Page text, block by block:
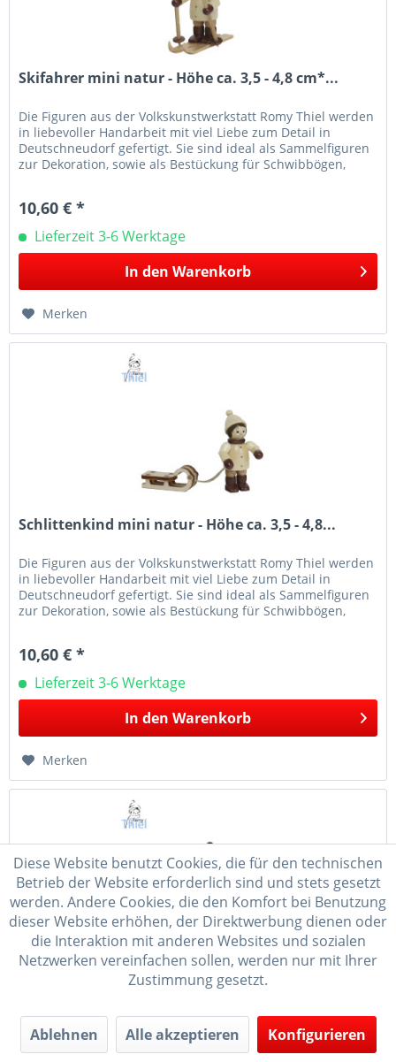
Skifahrer mini natur - Höhe ca. 3,5 - 4,8 cm*...
Die Figuren aus der Volkskunstwerkstatt Romy Thiel werden
in liebevoller Handarbeit mit viel Liebe zum Detail in
Deutschneudorf gefertigt. Sie sind ideal als Sammelfiguren
zur Dekoration, sowie als Bestückung für Schwibbögen,
10,60 € *
Lieferzeit 3-6 Werktage
In den Warenkorb
Merken
Schlittenkind mini natur - Höhe ca. 3,5 - 4,8...
Die Figuren aus der Volkskunstwerkstatt Romy Thiel werden
in liebevoller Handarbeit mit viel Liebe zum Detail in
Deutschneudorf gefertigt. Sie sind ideal als Sammelfiguren
zur Dekoration, sowie als Bestückung für Schwibbögen,
10,60 € *
Lieferzeit 3-6 Werktage
In den Warenkorb
Merken
Snowboarder mini natur - Höhe ca. 3,5 - 4,8 cm*...
in liebevoller Handarbeit mit viel Liebe zum Detail in
Deutschneudorf gefertigt. Sie sind ideal als Sammelfiguren
zur Dekoration, sowie als Bestückung für Schwibbögen,
Diese Website benutzt Cookies, die für den technischen
Betrieb der Website erforderlich sind und stets gesetzt
werden. Andere Cookies, die den Komfort bei Benutzung
dieser Website erhöhen, der Direktwerbung dienen oder
die Interaktion mit anderen Websites und sozialen
Netzwerken vereinfachen sollen, werden nur mit Ihrer
Zustimmung gesetzt.
Ablehnen Alle akzeptieren Konfigurieren